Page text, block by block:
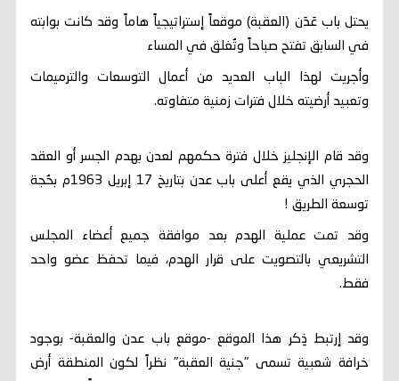
يحتل باب عَدَن (العقبة) موقعاً إستراتيجياً هاماً وقد كانت بوابته
في السابق تفتح صباحاً وتُغلق في المساء
وأجريت لهذا الباب العديد من أعمال التوسعات والترميمات
وتعبيد أرضيته خلال فترات زمنية متفاوته.
وقد قام الإنجليز خلال فترة حكمهم لعدن بهدم الجسر أو العقد
الحجري الذي يقع أعلى باب عدن بتاريخ 17 إبريل 1963م بحُجة
توسعة الطريق !
وقد تمت عملية الهدم بعد موافقة جميع أعضاء المجلس
التشريعي بالتصويت على قرار الهدم، فيما تحفظ عضو واحد
فقط.
وقد إرتبط ذِكر هذا الموقع -موقع باب عدن والعقبة- بوجود
خرافة شعبية تسمى "جنية العقبة" نظراً لكون المنطقة أرض